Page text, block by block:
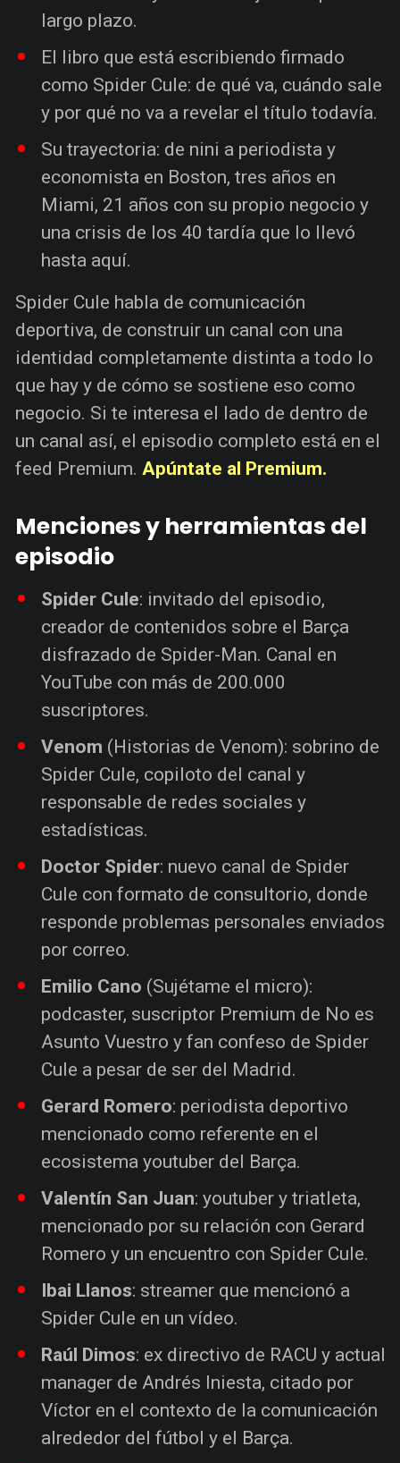
largo plazo.
El libro que está escribiendo firmado
como Spider Cule: de qué va, cuándo sale
y por qué no va a revelar el título todavía.
Su trayectoria: de nini a periodista y
economista en Boston, tres años en
Miami, 21 años con su propio negocio y
una crisis de los 40 tardía que lo llevó
hasta aquí.
Spider Cule habla de comunicación
deportiva, de construir un canal con una
identidad completamente distinta a todo lo
que hay y de cómo se sostiene eso como
negocio. Si te interesa el lado de dentro de
un canal así, el episodio completo está en el
feed Premium. Apúntate al Premium.
Menciones y herramientas del
episodio
Spider Cule: invitado del episodio,
creador de contenidos sobre el Barça
disfrazado de Spider-Man. Canal en
YouTube con más de 200.000
suscriptores.
Venom (Historias de Venom): sobrino de
Spider Cule, copiloto del canal y
responsable de redes sociales y
estadísticas.
Doctor Spider: nuevo canal de Spider
Cule con formato de consultorio, donde
responde problemas personales enviados
por correo.
Emilio Cano (Sujétame el micro):
podcaster, suscriptor Premium de No es
Asunto Vuestro y fan confeso de Spider
Cule a pesar de ser del Madrid.
Gerard Romero: periodista deportivo
mencionado como referente en el
ecosistema youtuber del Barça.
Valentín San Juan: youtuber y triatleta,
mencionado por su relación con Gerard
Romero y un encuentro con Spider Cule.
Ibai Llanos: streamer que mencionó a
Spider Cule en un vídeo.
Raúl Dimos: ex directivo de RACU y actual
manager de Andrés Iniesta, citado por
Víctor en el contexto de la comunicación
alrededor del fútbol y el Barça.